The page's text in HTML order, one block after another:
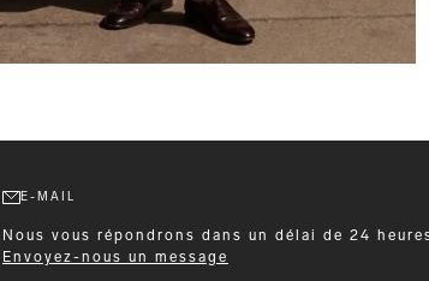
E-MAIL
Nous vous répondrons dans un délai de 24
Envoyez-nous un message